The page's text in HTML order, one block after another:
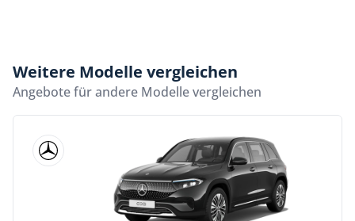
Weitere Modelle vergleichen
Angebote für andere Modelle vergleichen